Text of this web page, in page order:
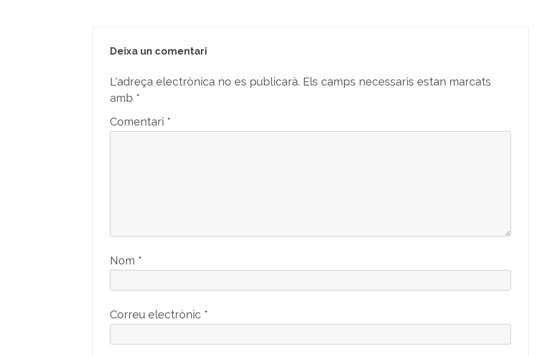
Deixa un comentari
L'adreça electrònica no es publicarà. Els camps necessaris estan marcats
amb *
Comentari *
Nom *
Correu electrònic *